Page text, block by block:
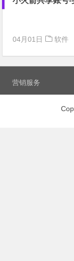
04月01日 软件
营销服务